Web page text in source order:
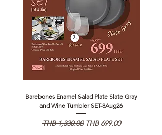
Barebones Enamel Salad Plate Slate Gray
and Wine Tumbler SET-8Aug26
Regular Price
THB 1,330.00 Sale Price
THB 699.00